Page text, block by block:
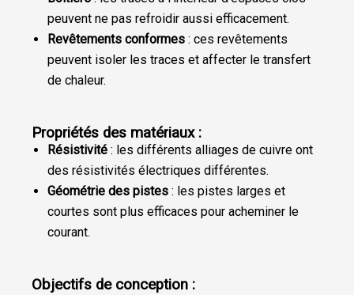
peuvent ne pas refroidir aussi efficacement.
Revêtements conformes : ces revêtements
peuvent isoler les traces et affecter le transfert
de chaleur.
Propriétés des matériaux :
Résistivité : les différents alliages de cuivre ont
des résistivités électriques différentes.
Géométrie des pistes : les pistes larges et
courtes sont plus efficaces pour acheminer le
courant.
Objectifs de conception :